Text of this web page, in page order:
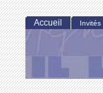
Accueil Invités